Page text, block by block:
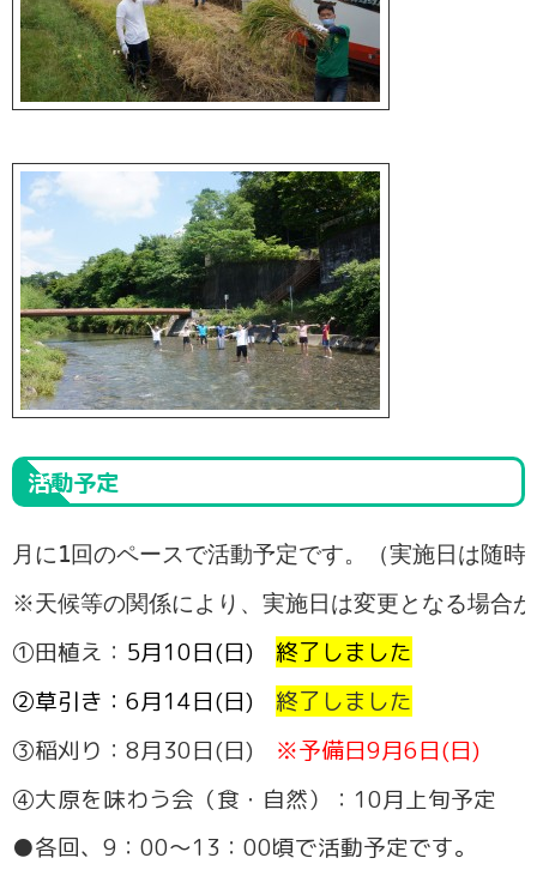
活動予定
月に1回のペースで活動予定です。（実施日は随時
※天候等の関係により、実施日は変更となる場合
①田植え： 5月10日(日)
終了しました
②草引き：6月14日(日)
終了しました
③稲刈り：8月30日(日) ※予備日9月6日(日)
④大原を味わう会（食・自然）：10月上旬予定
●各回、9：00～13：00頃で活動予定です。